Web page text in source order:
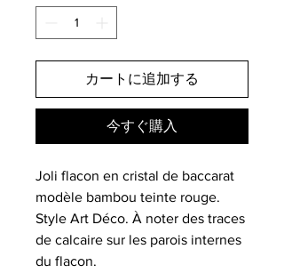
カートに追加する
今すぐ購入
Joli flacon en cristal de baccarat
modèle bambou teinte rouge.
Style Art Déco. À noter des traces
de calcaire sur les parois internes
du flacon.